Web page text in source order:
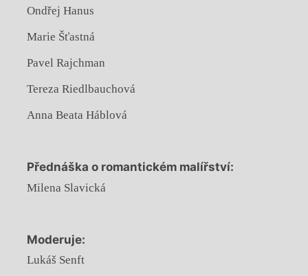
Ondřej Hanus
Marie Šťastná
Pavel Rajchman
Tereza Riedlbauchová
Anna Beata Háblová
Přednáška o romantickém malířství:
Milena Slavická
Moderuje:
Lukáš Senft